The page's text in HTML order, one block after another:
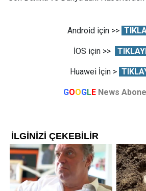
Android için >>
İOS için >>
Huawei İçin >
GOOGLE News